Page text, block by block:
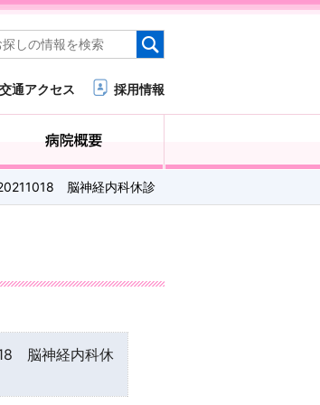
交通アクセス 採用情報
脳神経内科休診
脳神経内科休